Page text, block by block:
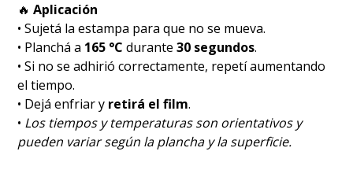
🔥 Aplicación
• Sujetá la estampa para que no se mueva.
• Planchá a 165 °C durante30 segundos.
• Si no se adhirió correctamente, repetí aumentando
el tiempo.
• Dejá enfriar y retirá el film.
• Los tiempos y temperaturas son orientativos y
pueden variar según la plancha y la superficie.